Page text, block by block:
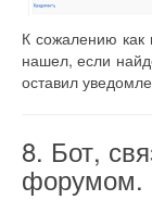
К сожалению как
нашел, если
оставил
8. Бот,
форумом.